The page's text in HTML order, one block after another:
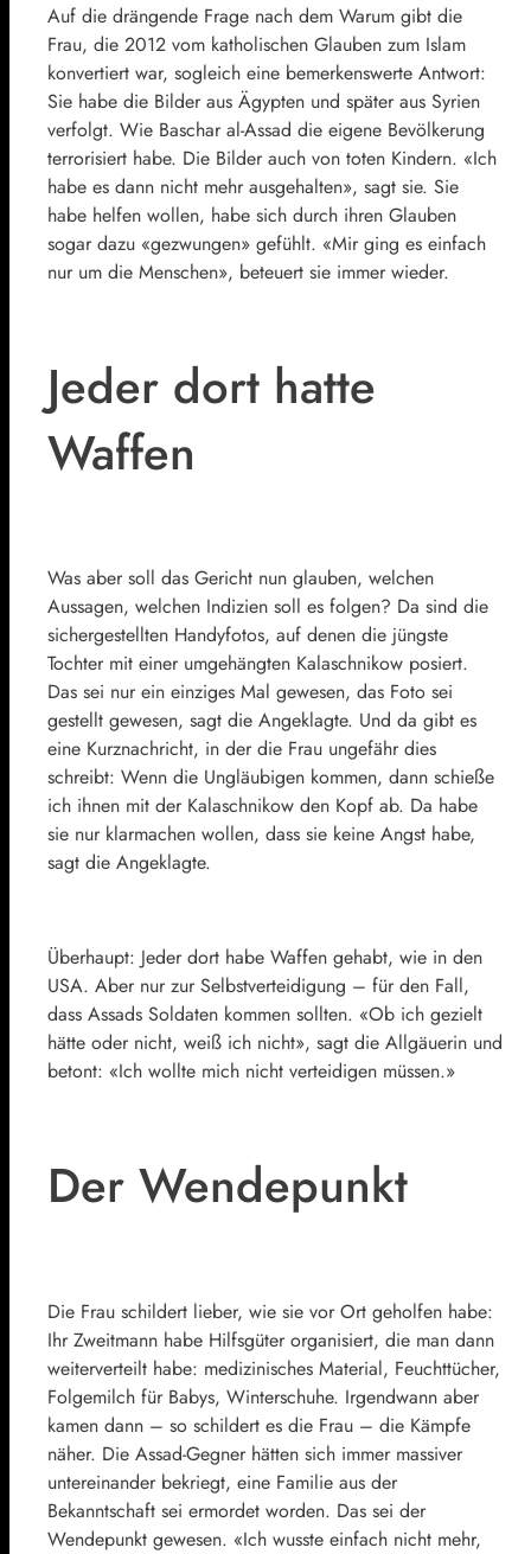
Auf die drängende Frage nach dem Warum gibt die
Frau, die 2012 vom katholischen Glauben zum Islam
konvertiert war, sogleich eine bemerkenswerte Antwort:
Sie habe die Bilder aus Ägypten und später aus Syrien
verfolgt. Wie Baschar al-Assad die eigene Bevölkerung
terrorisiert habe. Die Bilder auch von toten Kindern. «Ich
habe es dann nicht mehr ausgehalten», sagt sie. Sie
habe helfen wollen, habe sich durch ihren Glauben
sogar dazu «gezwungen» gefühlt. «Mir ging es einfach
nur um die Menschen», beteuert sie immer wieder.
Jeder dort hatte
Waffen
Was aber soll das Gericht nun glauben, welchen
Aussagen, welchen Indizien soll es folgen? Da sind die
sichergestellten Handyfotos, auf denen die jüngste
Tochter mit einer umgehängten Kalaschnikow posiert.
Das sei nur ein einziges Mal gewesen, das Foto sei
gestellt gewesen, sagt die Angeklagte. Und da gibt es
eine Kurznachricht, in der die Frau ungefähr dies
schreibt: Wenn die Ungläubigen kommen, dann schieße
ich ihnen mit der Kalaschnikow den Kopf ab. Da habe
sie nur klarmachen wollen, dass sie keine Angst habe,
sagt die Angeklagte.
Überhaupt: Jeder dort habe Waffen gehabt, wie in den
USA. Aber nur zur Selbstverteidigung – für den Fall,
dass Assads Soldaten kommen sollten. «Ob ich gezielt
hätte oder nicht, weiß ich nicht», sagt die Allgäuerin und
betont: «Ich wollte mich nicht verteidigen müssen.»
Der Wendepunkt
Die Frau schildert lieber, wie sie vor Ort geholfen habe:
Ihr Zweitmann habe Hilfsgüter organisiert, die man dann
weiterverteilt habe: medizinisches Material, Feuchttücher,
Folgemilch für Babys, Winterschuhe. Irgendwann aber
kamen dann – so schildert es die Frau – die Kämpfe
näher. Die Assad-Gegner hätten sich immer massiver
untereinander bekriegt, eine Familie aus der
Bekanntschaft sei ermordet worden. Das sei der
Wendepunkt gewesen. «Ich wusste einfach nicht mehr,